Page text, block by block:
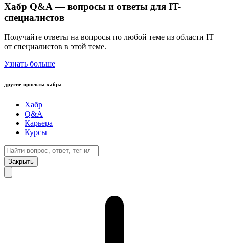
Хабр Q&A — вопросы и ответы для IT-
специалистов
Получайте ответы на вопросы по любой теме из области IT
от специалистов в этой теме.
Узнать больше
другие проекты хабра
Хабр
Q&A
Карьера
Курсы
Закрыть